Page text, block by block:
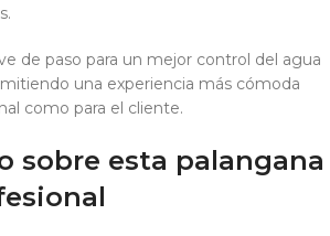
de paso para un mejor control del agua
una experiencia más cómoda
como para el cliente.
sobre esta palangana